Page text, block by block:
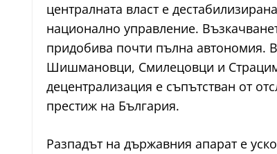
централната власт е
национално управление.
придобива почти пълна автономия.
Шишмановци, Смилецовци и
децентрализация е съпътстван от
престиж на България.
Разпадът на държавния апарат е